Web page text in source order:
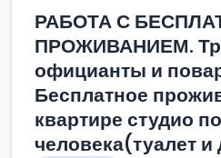
РАБОТА С
ПРОЖИВАНИЕМ.
официанты и
Бесплатное
квартире студио
человека(туалет и